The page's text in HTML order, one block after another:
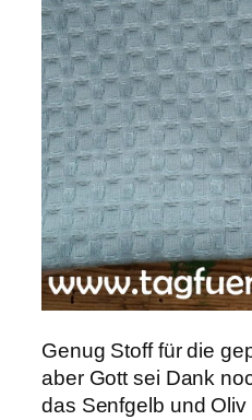
Genug Stoff für die
aber Gott sei Dank
das Senfgelb und